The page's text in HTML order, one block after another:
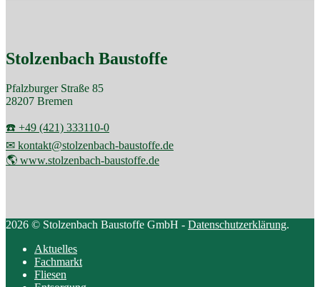
Stolzenbach Baustoffe
Pfalzburger Straße 85
28207 Bremen
☎️ +49 (421) 333110-0
✉ kontakt@stolzenbach-baustoffe.de
🌎 www.stolzenbach-baustoffe.de
2026 © Stolzenbach Baustoffe GmbH - Datenschutzerklärung.
Aktuelles
Fachmarkt
Fliesen